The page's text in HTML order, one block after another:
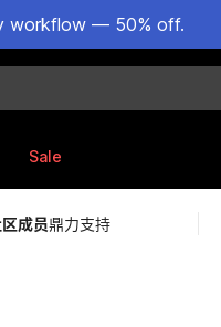
workflow — 50% off.
Sale
成员鼎力支持